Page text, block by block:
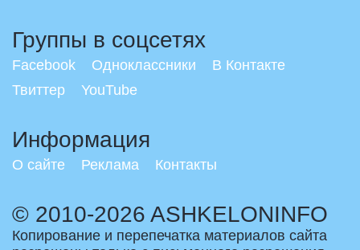
Группы в соцсетях
Facebook Одноклассники
В Контакте
Твиттер
YouTube
Информация
О сайте Реклама Контакты
© 2010-2026 ASHKELONINFO
Копирование и перепечатка материалов сайта